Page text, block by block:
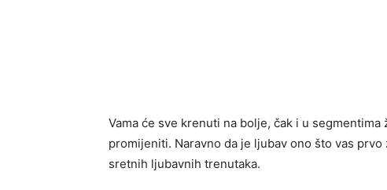
Vama će sve krenuti na bolje, čak i u
promijeniti. Naravno da je ljubav ono što vas
sretnih ljubavnih trenutaka.